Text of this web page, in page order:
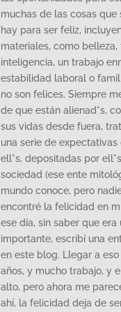
muchas de las cosas que
hay para ser feliz,
materiales, como belleza,
inteligencia, un trabajo
estabilidad laboral o
no son felices. Siempre
de que están alienad*s,
sus vidas desde fuera,
una serie de
ell*s, depositadas por
sociedad (ese ente
mundo conoce, pero
encontré la felicidad en
ese día, sin saber que era
importante, escribí una
en este blog. Llegar a
años, y mucho trabajo, y
alto, pero ahora me
ahí, la felicidad deja de